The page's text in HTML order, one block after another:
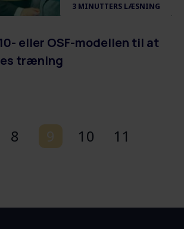
3 MINUTTERS LÆSNING
eller OSF-modellen til at
træning
8 9 10 11